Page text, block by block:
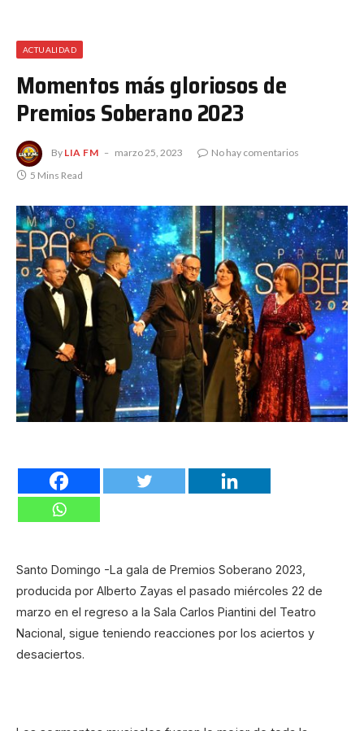
ACTUALIDAD
Momentos más gloriosos de
Premios Soberano 2023
By LIA FM marzo 25, 2023
No hay comentarios
5 Mins Read
Santo Domingo -La gala de Premios Soberano 2023,
producida por Alberto Zayas el pasado miércoles 22 de
marzo en el regreso a la Sala Carlos Piantini del Teatro
Nacional, sigue teniendo reacciones por los aciertos y
desaciertos.